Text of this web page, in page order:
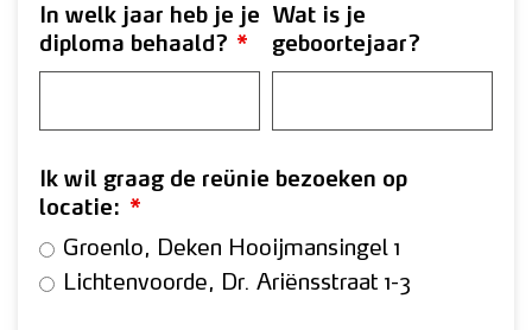
In welk jaar heb je je
diploma behaald? *
Wat is je
geboortejaar?
Ik wil graag de reünie bezoeken op
locatie: *
Groenlo, Deken Hooijmansingel 1
Lichtenvoorde, Dr. Ariënsstraat 1-3